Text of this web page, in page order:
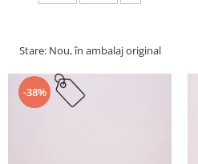
Stare: Nou, în ambalaj original
-38%